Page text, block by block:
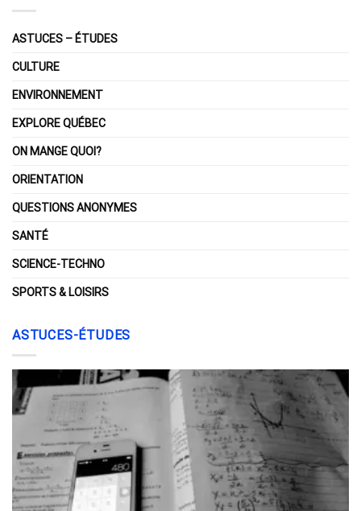
ASTUCES – ÉTUDES
CULTURE
ENVIRONNEMENT
EXPLORE QUÉBEC
ON MANGE QUOI?
ORIENTATION
QUESTIONS ANONYMES
SANTÉ
SCIENCE-TECHNO
SPORTS & LOISIRS
ASTUCES-ÉTUDES